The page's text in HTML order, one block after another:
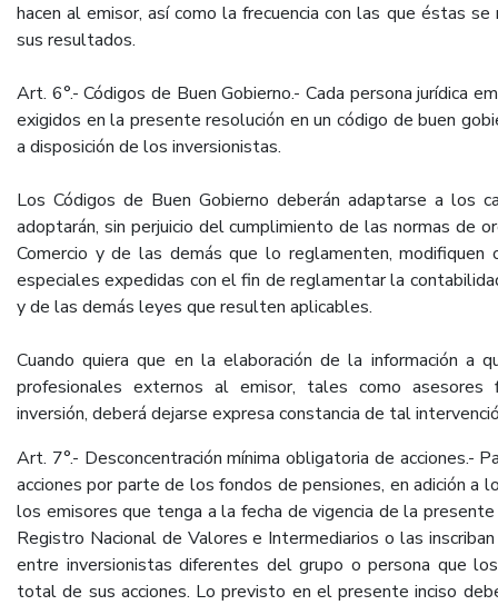
hacen al emisor, así como la frecuencia con las que éstas
sus resultados.
Art. 6°.- Códigos de Buen Gobierno.- Cada persona jurídica
exigidos en la presente resolución en un código de buen
a disposición de los inversionistas.
Los Códigos de Buen Gobierno deberán adaptarse a los
adoptarán, sin perjuicio del cumplimiento de las normas de
Comercio y de las demás que lo reglamenten,
especiales expedidas con el fin de reglamentar la
y de las demás leyes que resulten aplicables.
Cuando quiera que en la elaboración de la información a
profesionales externos al emisor, tales como asesores
inversión, deberá dejarse expresa constancia de tal
Art. 7°.- Desconcentración mínima obligatoria de acciones.-
acciones por parte de los fondos de pensiones, en adición a
los emisores que tenga a la fecha de vigencia de la
Registro Nacional de Valores e Intermediarios o las
entre inversionistas diferentes del grupo o persona que
total de sus acciones. Lo previsto en el presente inciso